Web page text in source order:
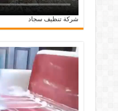
شركة تنظيف سجاد